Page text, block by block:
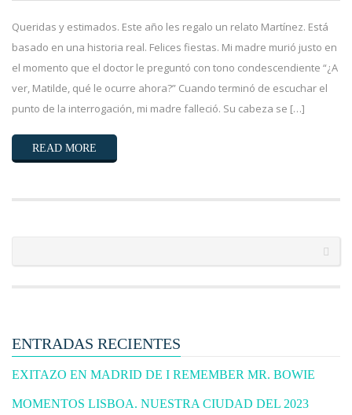
Queridas y estimados. Este año les regalo un relato Martínez. Está
basado en una historia real. Felices fiestas. Mi madre murió justo en
el momento que el doctor le preguntó con tono condescendiente “¿A
ver, Matilde, qué le ocurre ahora?” Cuando terminó de escuchar el
punto de la interrogación, mi madre falleció. Su cabeza se […]
READ MORE
ENTRADAS RECIENTES
EXITAZO EN MADRID DE I REMEMBER MR. BOWIE
MOMENTOS LISBOA. NUESTRA CIUDAD DEL 2023